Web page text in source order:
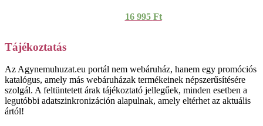
16 995 Ft
Tájékoztatás
Az Agynemuhuzat.eu portál nem webáruház, hanem egy promóciós
katalógus, amely más webáruházak termékeinek népszerűsítésére
szolgál. A feltüntetett árak tájékoztató jellegűek, minden esetben a
legutóbbi adatszinkronizáción alapulnak, amely eltérhet az aktuális
ártól!